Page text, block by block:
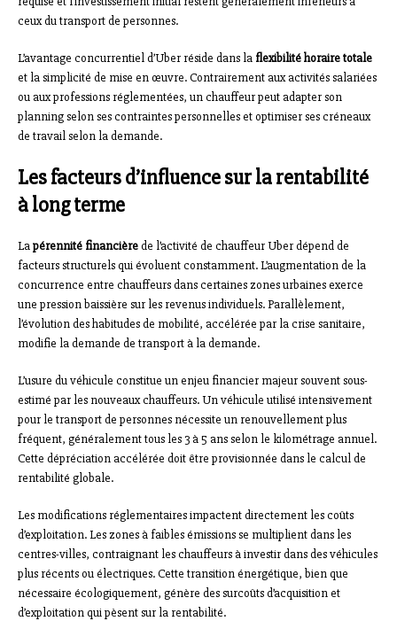
ceux du transport de personnes.
L’avantage concurrentiel d’Uber réside dans la flexibilité horaire totale
et la simplicité de mise en œuvre. Contrairement aux activités salariées
ou aux professions réglementées, un chauffeur peut adapter son
planning selon ses contraintes personnelles et optimiser ses créneaux
de travail selon la demande.
Les facteurs d’influence sur la rentabilité
à long terme
Lapérennité financièrede l’activité de chauffeur Uber dépend de
facteurs structurels qui évoluent constamment. L’augmentation de la
concurrence entre chauffeurs dans certaines zones urbaines exerce
une pression baissière sur les revenus individuels. Parallèlement,
l’évolution des habitudes de mobilité, accélérée par la crise sanitaire,
modifie la demande de transport à la demande.
L’usure du véhicule constitue un enjeu financier majeur souvent sous-
estimé par les nouveaux chauffeurs. Un véhicule utilisé intensivement
pour le transport de personnes nécessite un renouvellement plus
fréquent, généralement tous les 3 à 5 ans selon le kilométrage annuel.
Cette dépréciation accélérée doit être provisionnée dans le calcul de
rentabilité globale.
Les modifications réglementaires impactent directement les coûts
d’exploitation. Les zones à faibles émissions se multiplient dans les
centres-villes, contraignant les chauffeurs à investir dans des véhicules
plus récents ou électriques. Cette transition énergétique, bien que
nécessaire écologiquement, génère des surcoûts d’acquisition et
d’exploitation qui pèsent sur la rentabilité.